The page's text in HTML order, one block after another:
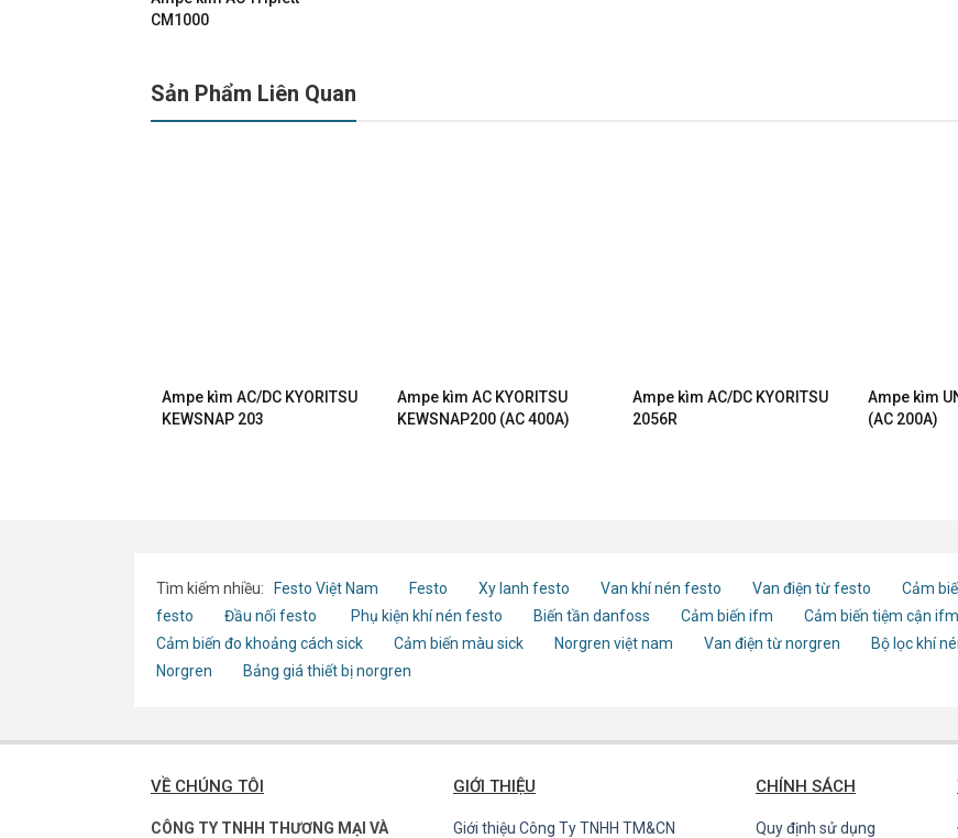
CM1000
Sản Phẩm Liên Quan
Ampe kìm AC/DC KYORITSU
KEWSNAP 203
Ampe kìm AC KYORITSU
KEWSNAP200 (AC 400A)
Ampe kìm AC/DC KYORITSU
2056R
Ampe kìm
(AC 200A)
Tìm kiếm nhiều: Festo Việt Nam Festo Xy lanh festo Van khí nén festo Van điện từ festo Cảm
festo
Đầu nối festo Phụ kiện khí nén festo Biến tần danfoss Cảm biến ifm Cảm biến tiệm cận ifm
Cảm biến đo khoảng cách sick
Cảm biến màu sick Norgren việt nam Van điện từ norgren Bộ lọc khí
Norgren
Bảng giá thiết bị norgren
VỀ CHÚNG TÔI
CÔNG TY TNHH THƯƠNG MẠI VÀ
GIỚI THIỆU
Giới thiệu Công Ty TNHH TM&CN
CHÍNH SÁCH
Quy định sử dụng